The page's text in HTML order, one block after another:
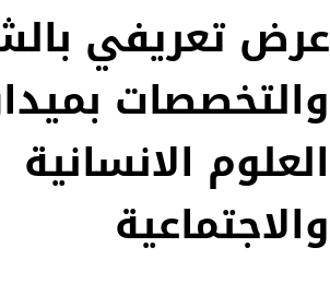
عرض تعريفي
والتخصصات
العلوم الانسانية
والاجتماعية‎